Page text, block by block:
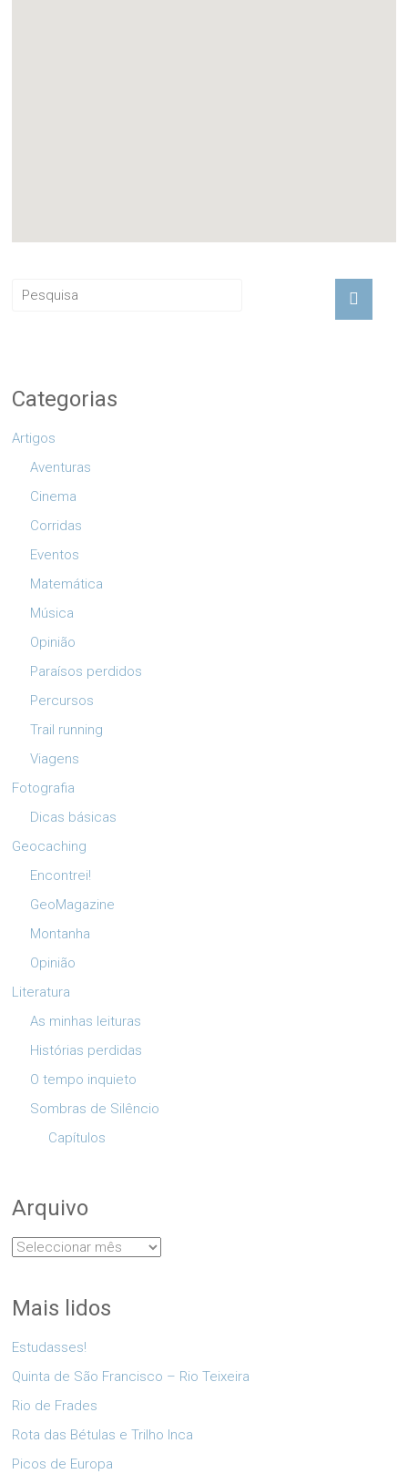
Categorias
Artigos
Aventuras
Cinema
Corridas
Eventos
Matemática
Música
Opinião
Paraísos perdidos
Percursos
Trail running
Viagens
Fotografia
Dicas básicas
Geocaching
Encontrei!
GeoMagazine
Montanha
Opinião
Literatura
As minhas leituras
Histórias perdidas
O tempo inquieto
Sombras de Silêncio
Capítulos
Arquivo
Arquivo
Mais lidos
Estudasses!
Quinta de São Francisco – Rio Teixeira
Rio de Frades
Rota das Bétulas e Trilho Inca
Picos de Europa